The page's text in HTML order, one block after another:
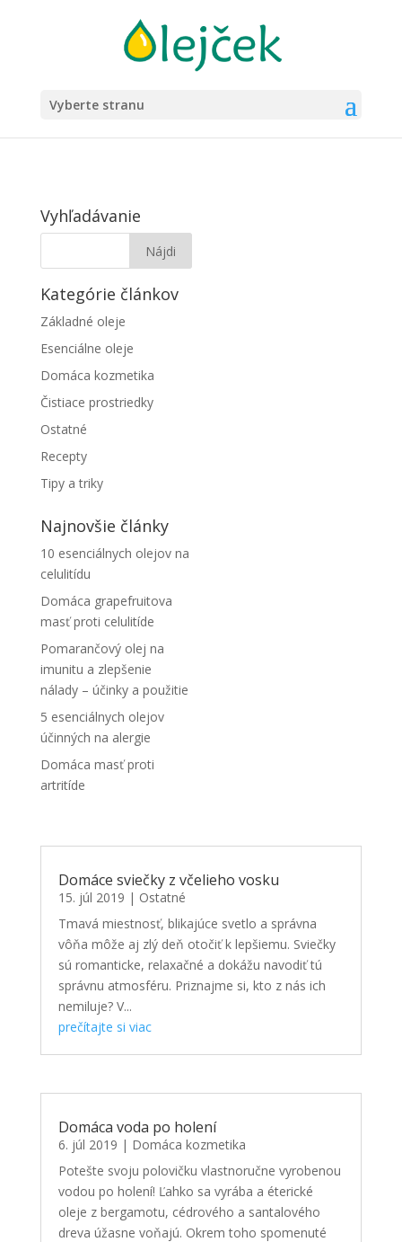
Vyberte stranu
Vyhľadávanie
Kategórie článkov
Základné oleje
Esenciálne oleje
Domáca kozmetika
Čistiace prostriedky
Ostatné
Recepty
Tipy a triky
Najnovšie články
10 esenciálnych olejov na
celulitídu
Domáca grapefruitova
masť proti celulitíde
Pomarančový olej na
imunitu a zlepšenie
nálady – účinky a použitie
5 esenciálnych olejov
účinných na alergie
Domáca masť proti
artritíde
Domáce sviečky z včelieho vosku
15. júl 2019 | Ostatné
Tmavá miestnosť, blikajúce svetlo a správna
vôňa môže aj zlý deň otočiť k lepšiemu. Sviečky
sú romanticke, relaxačné a dokážu navodiť tú
správnu atmosféru. Priznajme si, kto z nás ich
nemiluje? V...
prečítajte si viac
Domáca voda po holení
6. júl 2019 | Domáca kozmetika
Potešte svoju polovičku vlastnoručne vyrobenou
vodou po holení! Ľahko sa vyrába a éterické
oleje z bergamotu, cédrového a santalového
dreva úžasne voňajú. Okrem toho spomenuté